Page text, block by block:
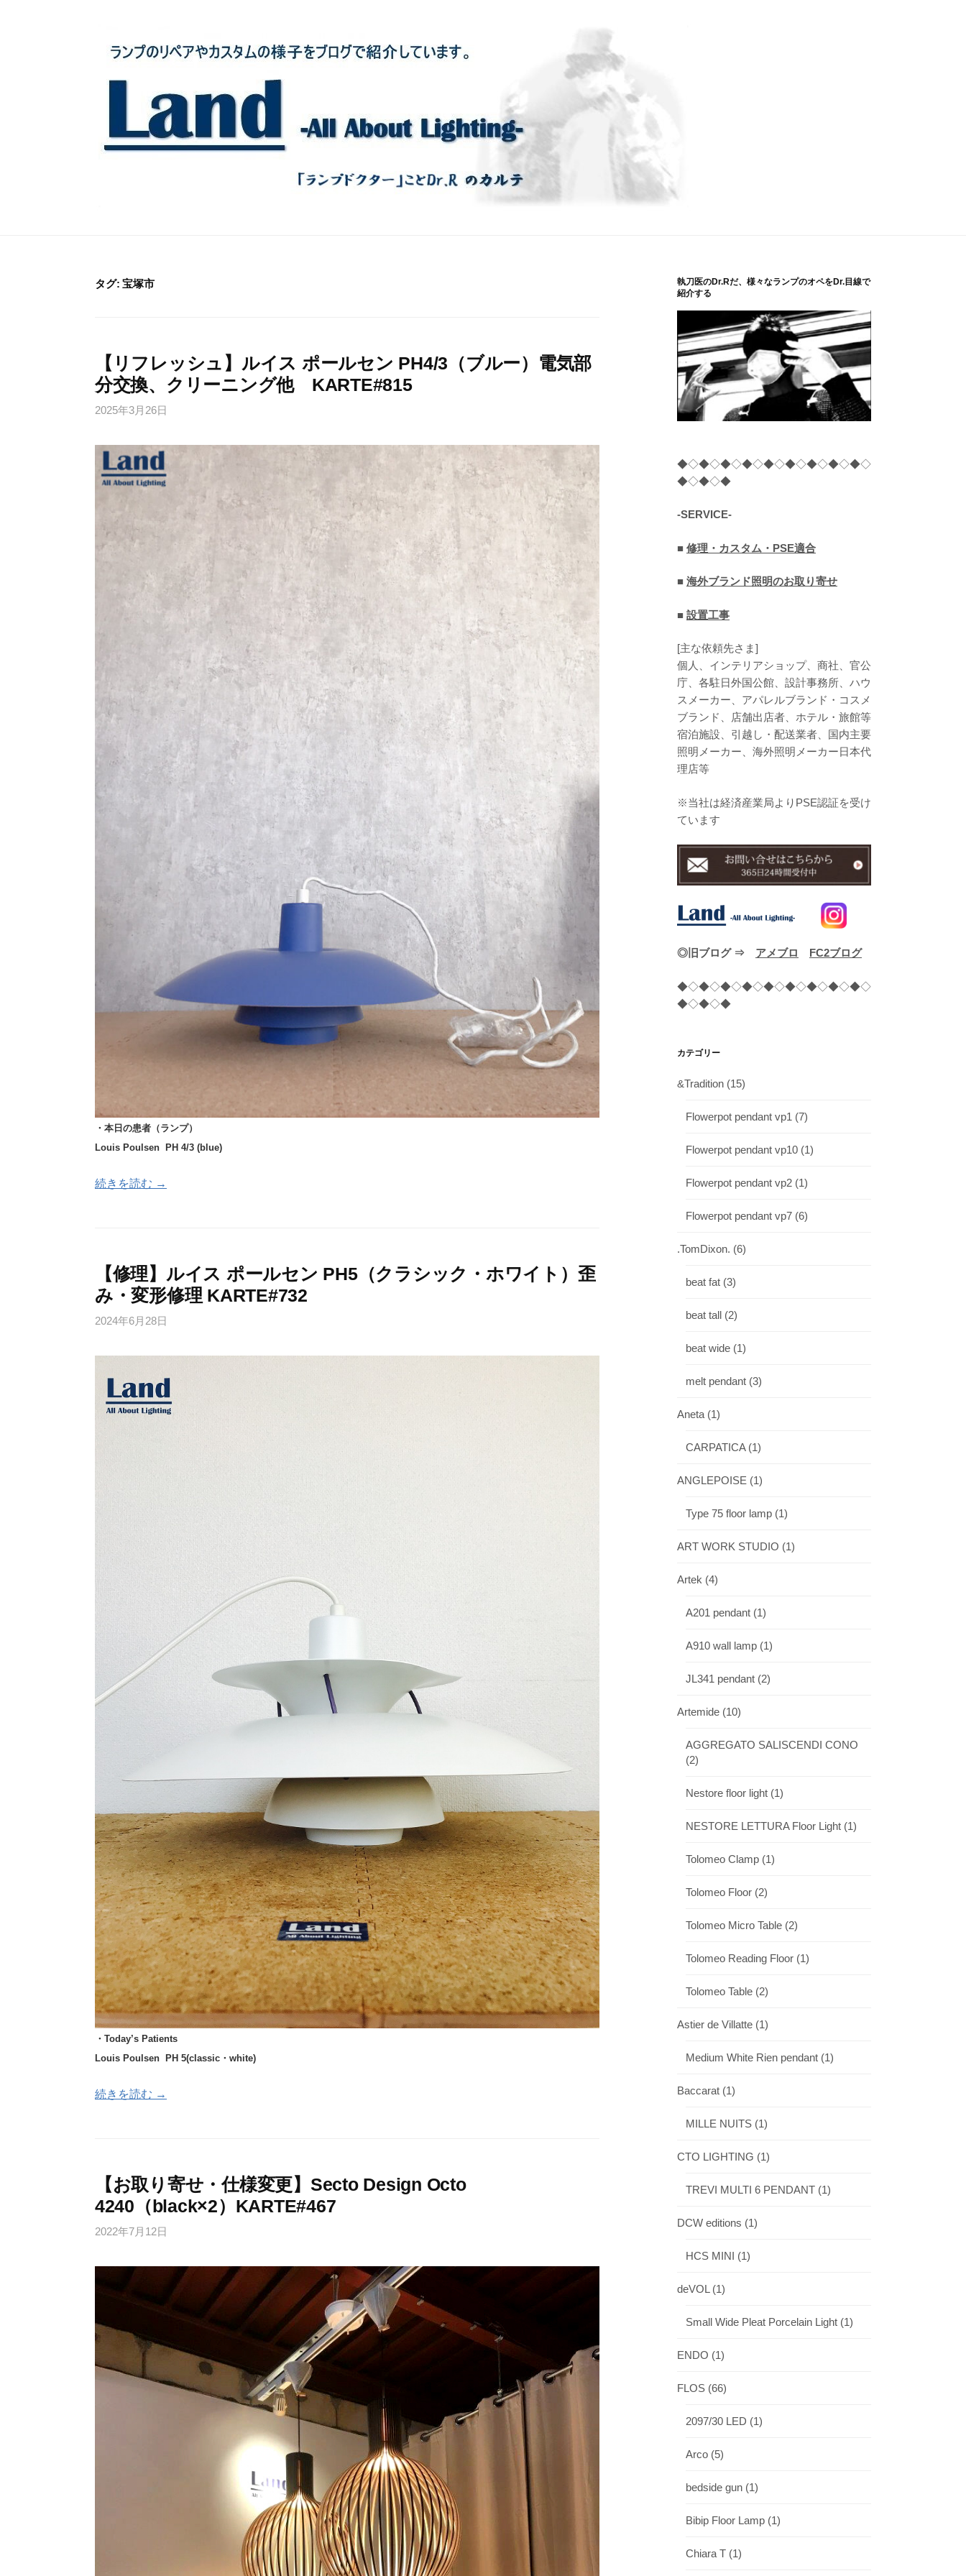
タグ:宝塚市
【リフレッシュ】ルイス ポールセン PH4/3（ブルー）電気部
分交換、クリーニング他 KARTE#815
2025年3月26日
・本日の患者（ランプ）
Louis Poulsen PH 4/3 (blue)
続きを読む →
【修理】ルイス ポールセン PH5（クラシック・ホワイト）歪
み・変形修理 KARTE#732
2024年6月28日
・Today’s Patients
Louis Poulsen PH 5(classic・white)
続きを読む →
【お取り寄せ・仕様変更】Secto Design Octo
4240（black×2）KARTE#467
2022年7月12日
執刀医のDr.Rだ、様々なランプのオペをDr.目線で
紹介する
◆◇◆◇◆◇◆◇◆◇◆◇◆◇◆◇◆◇
◆◇◆◇◆
-SERVICE-
■ 修理・カスタム・PSE適合
■ 海外ブランド照明のお取り寄せ
■ 設置工事
[主な依頼先さま]
個人、インテリアショップ、商社、官公
庁、各駐日外国公館、設計事務所、ハウ
スメーカー、アパレルブランド・コスメ
ブランド、店舗出店者、ホテル・旅館等
宿泊施設、引越し・配送業者、国内主要
照明メーカー、海外照明メーカー日本代
理店等
※当社は経済産業局よりPSE認証を受け
ています
◎旧ブログ ⇒ アメブロ FC2ブログ
◆◇◆◇◆◇◆◇◆◇◆◇◆◇◆◇◆◇
◆◇◆◇◆
カテゴリー
&Tradition (15)
Flowerpot pendant vp1 (7)
Flowerpot pendant vp10 (1)
Flowerpot pendant vp2 (1)
Flowerpot pendant vp7 (6)
.TomDixon. (6)
beat fat (3)
beat tall (2)
beat wide (1)
melt pendant (3)
Aneta (1)
CARPATICA(1)
ANGLEPOISE (1)
Type 75 floor lamp (1)
ART WORK STUDIO (1)
Artek (4)
A201 pendant (1)
A910 wall lamp (1)
JL341 pendant (2)
Artemide (10)
AGGREGATO SALISCENDI CONO
(2)
Nestore floor light (1)
NESTORE LETTURA Floor Light (1)
Tolomeo Clamp (1)
Tolomeo Floor (2)
Tolomeo Micro Table (2)
Tolomeo Reading Floor (1)
Tolomeo Table (2)
Astier de Villatte (1)
Medium White Rien pendant (1)
Baccarat (1)
MILLE NUITS (1)
CTO LIGHTING (1)
TREVI MULTI 6 PENDANT (1)
DCW editions (1)
HCS MINI (1)
deVOL (1)
Small Wide Pleat Porcelain Light (1)
ENDO (1)
FLOS (66)
2097/30 LED (1)
Arco (5)
bedside gun (1)
Bibip Floor Lamp (1)
Chiara T (1)